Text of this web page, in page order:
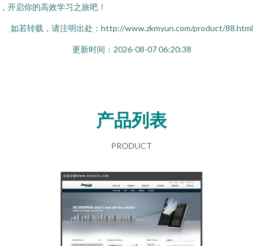
开启你的高效学习之旅吧！
如若转载，请注明出处：http://www.zkmyun.com/product/88.html
更新时间：2026-08-07 06:20:38
产品列表
PRODUCT